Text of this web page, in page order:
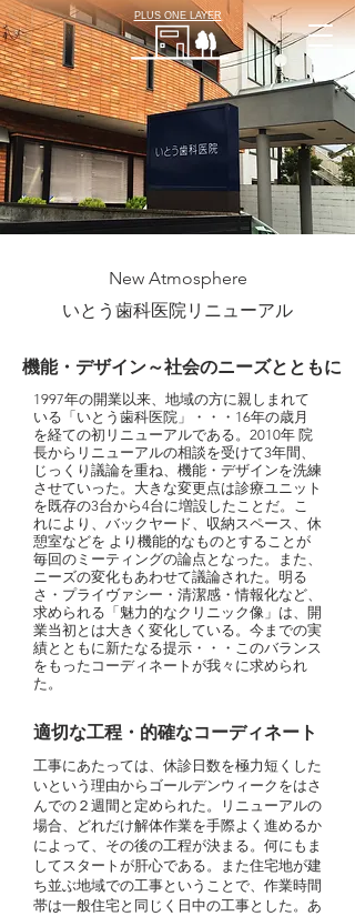
PLUS ONE LAYER
New Atmosphere
いとう歯科医院リニューアル
機能・デザイン～社会のニーズとともに
1997年の開業以来、地域の方に親しまれて
いる「いとう歯科医院」・・・16年の歳月
を経ての初リニューアルである。2010年 院
長からリニューアルの相談を受けて3年間、
じっくり議論を重ね、機能・デザインを洗練
させていった。大きな変更点は診療ユニット
を既存の3台から4台に増設したことだ。こ
れにより、バックヤード、収納スペース、休
憩室などを より機能的なものとすることが
毎回のミーティングの論点となった。また、
ニーズの変化もあわせて議論された。明る
さ・プライヴァシー・清潔感・情報化など、
求められる「魅力的なクリニック像」は、開
業当初とは大きく変化している。今までの実
績とともに新たなる提示・・・このバランス
をもったコーディネートが我々に求められ
た。
適切な工程・的確なコーディネート
工事にあたっては、休診日数を極力短くした
いという理由からゴールデンウィークをはさ
んでの２週間と定められた。リニューアルの
場合、どれだけ解体作業を手際よく進めるか
によって、その後の工程が決まる。何にもま
してスタートが肝心である。また住宅地が建
ち並ぶ地域での工事ということで、作業時間
帯は一般住宅と同じく日中の工事とした。あ